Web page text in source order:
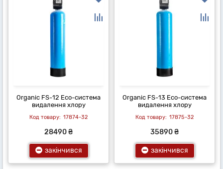
Organic FS-12 Eco-система
видалення хлору
17874-32
28490 ₴
закінчився
Organic FS-13 Eco-система
видалення хлору
17875-32
35890 ₴
закінчився